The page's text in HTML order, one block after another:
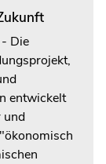
Die
entwickelt
und